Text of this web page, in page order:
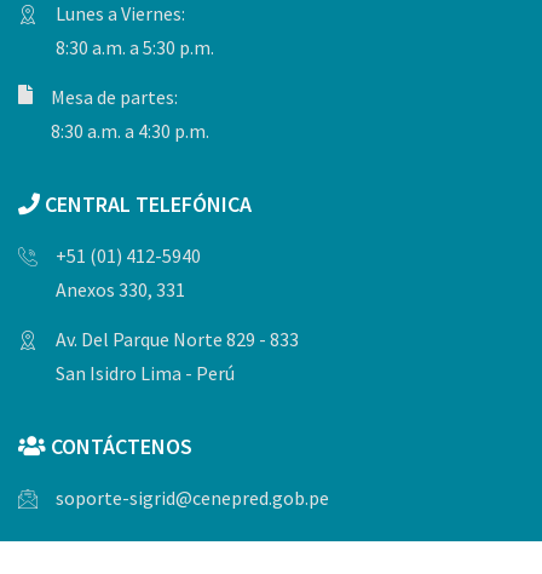
Lunes a Viernes:
8:30 a.m. a 5:30 p.m.
Mesa de partes:
8:30 a.m. a 4:30 p.m.
CENTRAL TELEFÓNICA
+51 (01) 412-5940
Anexos 330, 331
Av. Del Parque Norte 829 - 833
San Isidro Lima - Perú
CONTÁCTENOS
soporte-sigrid@cenepred.gob.pe